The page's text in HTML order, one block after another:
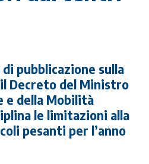
pubblicazione sulla
Decreto del Ministro
della Mobilità
le limitazioni alla
pesanti per l’anno